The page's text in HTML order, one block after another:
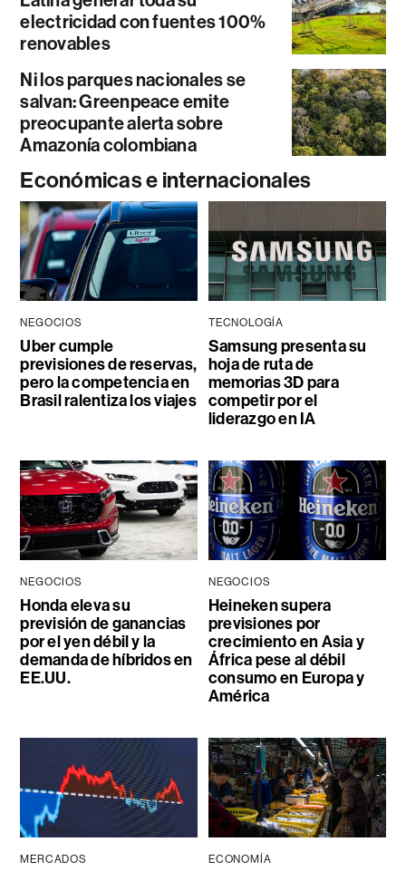
electricidad con fuentes 100%
renovables
Ni los parques nacionales se
salvan: Greenpeace emite
preocupante alerta sobre
Amazonía colombiana
Económicas e internacionales
NEGOCIOS
Uber cumple
previsiones de reservas,
pero la competencia en
Brasil ralentiza los viajes
TECNOLOGÍA
Samsung presenta su
hoja de ruta de
memorias 3D para
competir por el
liderazgo en IA
NEGOCIOS
Honda eleva su
previsión de ganancias
por el yen débil y la
demanda de híbridos en
EE.UU.
NEGOCIOS
Heineken supera
previsiones por
crecimiento en Asia y
África pese al débil
consumo en Europa y
América
MERCADOS ECONOMÍA